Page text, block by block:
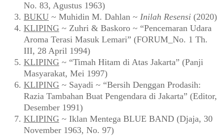
No. 83, Agustus 1963)
BUKU ~ Muhidin M. Dahlan ~ Inilah Resensi (2020)
KLIPING ~ Zuhri & Baskoro ~ “Pencemaran Udara
Aroma Terasi Masuk Lemari” (FORUM_No. 1 Th.
III, 28 April 1994)
KLIPING ~ “Timah Hitam di Atas Jakarta” (Panji
Masyarakat, Mei 1997)
KLIPING ~ Sayadi ~ “Bersih Denggan Prodasih:
Razia Tambahan Buat Pengendara di Jakarta” (Editor,
Desember 1991)
KLIPING ~ Iklan Mentega BLUE BAND (Djaja, 30
November 1963, No. 97)